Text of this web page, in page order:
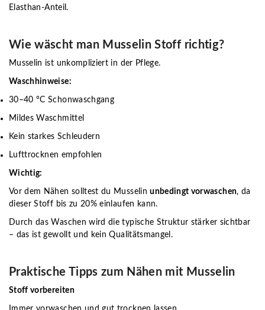
Elasthan-Anteil.
Wie wäscht man Musselin Stoff richtig?
Musselin ist unkompliziert in der Pflege.
Waschhinweise:
30–40 °C Schonwaschgang
Mildes Waschmittel
Kein starkes Schleudern
Lufttrocknen empfohlen
Wichtig:
Vor dem Nähen solltest du Musselinunbedingt vorwaschen, da
dieser Stoff bis zu 20% einlaufen kann.
Durch das Waschen wird die typische Struktur stärker sichtbar
– das ist gewollt und kein Qualitätsmangel.
Praktische Tipps zum Nähen mit Musselin
Stoff vorbereiten